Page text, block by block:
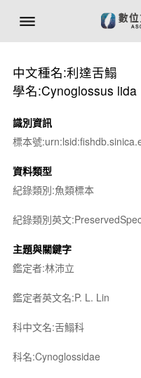
中文種名:利達舌鰨
學名:Cynoglossus lida
識別資訊
標本號
資料類型
紀錄類別:魚類標本
紀錄類別英文
主題與關鍵字
鑑定者:林沛立
鑑定者英文名:P. L. Lin
科中文名:舌鰨科
科名:Cynoglossidae